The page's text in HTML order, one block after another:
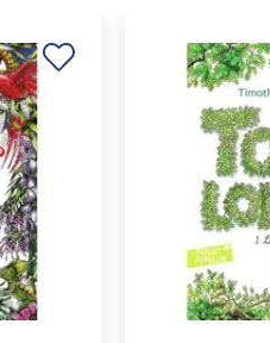
Ajouter
liste de
souhaits